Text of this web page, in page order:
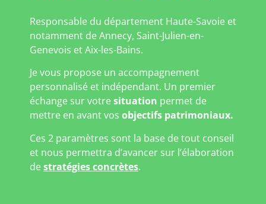
Responsable du département Haute-Savoie et
notamment de Annecy, Saint-Julien-en-
Genevois et Aix-les-Bains.
Je vous propose un accompagnement
personnalisé et indépendant. Un premier
échange sur votresituation permet de
mettre en avant vos objectifs patrimoniaux.
Ces 2 paramètres sont la base de tout conseil
et nous permettra d’avancer sur l’élaboration
destratégies concrètes.